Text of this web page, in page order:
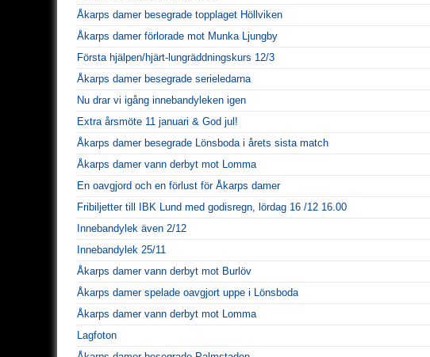
Åkarps damer besegrade topplaget Höllviken
Åkarps damer förlorade mot Munka Ljungby
Första hjälpen/hjärt-lungräddningskurs 12/3
Åkarps damer besegrade serieledarna
Nu drar vi igång innebandyleken igen
Extra årsmöte 11 januari & God jul!
Åkarps damer besegrade Lönsboda i årets sista match
Åkarps damer vann derbyt mot Lomma
En oavgjord och en förlust för Åkarps damer
Fribiljetter till IBK Lund med godisregn, lördag 16 /12 16.00
Innebandylek även 2/12
Innebandylek 25/11
Åkarps damer vann derbyt mot Burlöv
Åkarps damer spelade oavgjort uppe i Lönsboda
Åkarps damer vann derbyt mot Lomma
Lagfoton